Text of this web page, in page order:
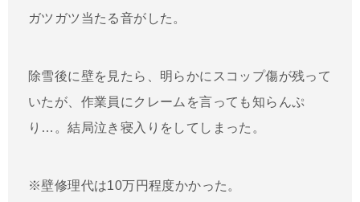
ガツガツ当たる音がした。
除雪後に壁を見たら、明らかにスコップ傷が残って
いたが、作業員にクレームを言っても知らんぷ
り…。結局泣き寝入りをしてしまった。
※壁修理代は10万円程度かかった。